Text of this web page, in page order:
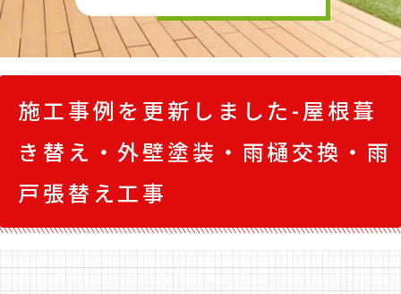
施工事例を更新しました-屋根葺
き替え・外壁塗装・雨樋交換・雨
戸張替え工事